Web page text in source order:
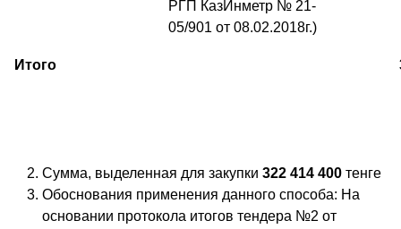
РГП КазИнметр № 21-
05/901 от 08.02.2018г.)
Итого
Сумма, выделенная для закупки 322 414 400 тенге
Обоснования применения данного способа: На
основании протокола итогов тендера №2 от